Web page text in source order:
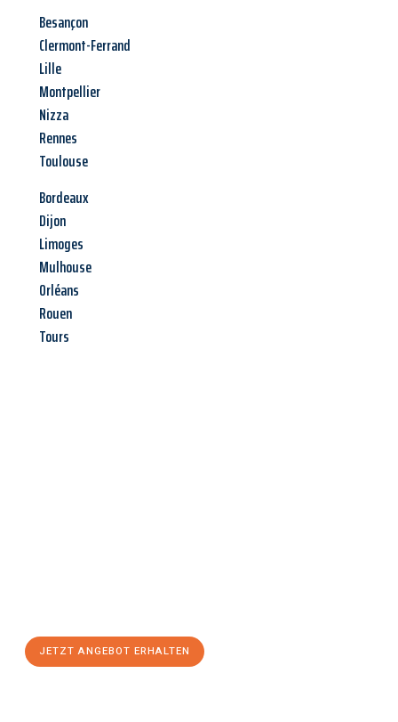
Besançon
Clermont-Ferrand
Lille
Montpellier
Nizza
Rennes
Toulouse
Bordeaux
Dijon
Limoges
Mulhouse
Orléans
Rouen
Tours
JETZT ANGEBOT ERHALTEN